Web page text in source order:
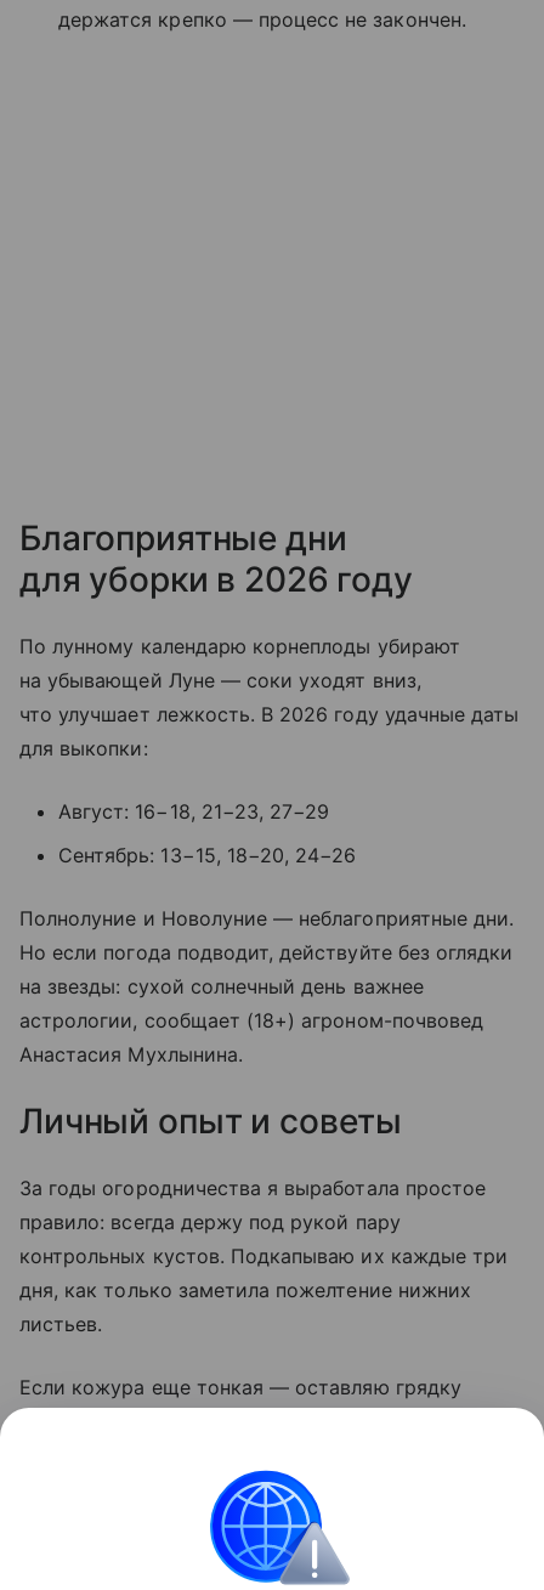
держатся крепко — процесс не закончен.
Благоприятные дни
для уборки в 2026 году
По лунному календарю корнеплоды убирают
на убывающей Луне — соки уходят вниз,
что улучшает лежкость. В 2026 году удачные даты
для выкопки:
Август: 16−18, 21−23, 27−29
Сентябрь: 13−15, 18−20, 24−26
Полнолуние и Новолуние — неблагоприятные дни.
Но если погода подводит, действуйте без оглядки
на звезды: сухой солнечный день важнее
астрологии, сообщает (18+) агроном-почвовед
Анастасия Мухлынина.
Личный опыт и советы
За годы огородничества я выработала простое
правило: всегда держу под рукой пару
контрольных кустов. Подкапываю их каждые три
дня, как только заметила пожелтение нижних
листьев.
Если кожура еще тонкая — оставляю грядку
погребе. Сушка на солнце — лучший дезинфектор,
этим пренебрегать нельзя.